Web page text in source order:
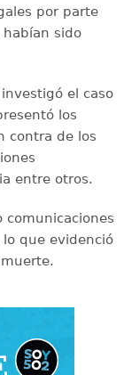
por parte
habían sido
el caso
los
contra de los
entre otros.
comunicaciones
que evidenció